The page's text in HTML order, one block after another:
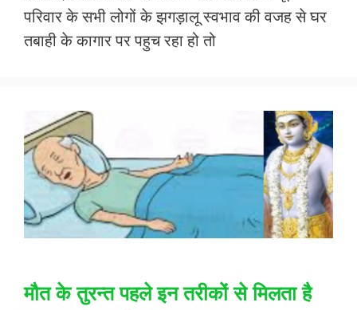
b
o
er s
A
l e
परिवार के सभी लोगों के झगड़ालू स्वभाव की वजह से घर
तबाही के कागार पर पहुच रहा हो तो
मौत के तुरन्त पहले इन तरीकों से मिलता है